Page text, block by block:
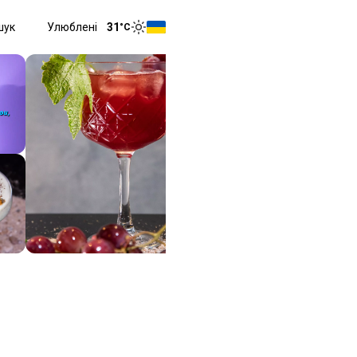
Улюблені 31 °C